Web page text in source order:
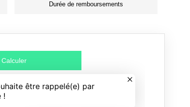
Durée de remboursements